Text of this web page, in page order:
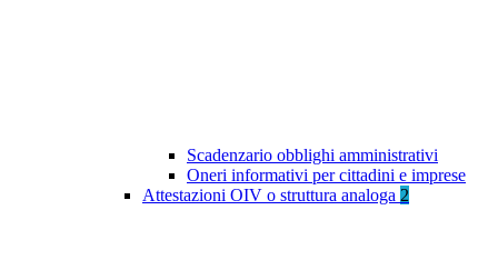
Scadenzario obblighi amministrativi
Oneri informativi per cittadini e imprese
Attestazioni OIV o struttura analoga 2